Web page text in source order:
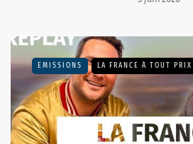
EMISSIONS LA FRANCE À TOUT PRIX